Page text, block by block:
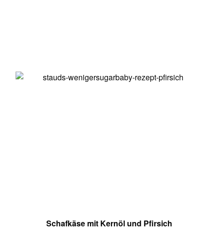
Schafkäse mit Kernöl und Pfirsich